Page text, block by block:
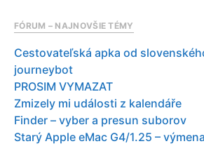
FÓRUM – NAJNOVŠIE TÉMY
Cestovateľská apka od
journeybot
PROSIM VYMAZAT
Zmizely mi události z kalendáře
Finder – vyber a presun suborov
Starý Apple eMac G4/1.25 –